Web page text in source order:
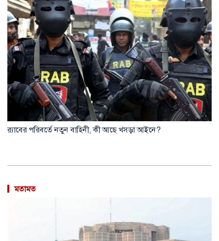
র‍্যাবের পরিবর্তে নতুন বাহিনী, কী আছে খসড়া আইনে?
মতামত